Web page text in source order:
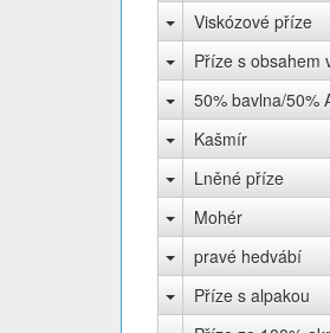
Viskózové příze
Příze s obsahem
50% bavlna/50%
Kašmír
Lněné příze
Mohér
pravé hedvábí
Příze s alpakou